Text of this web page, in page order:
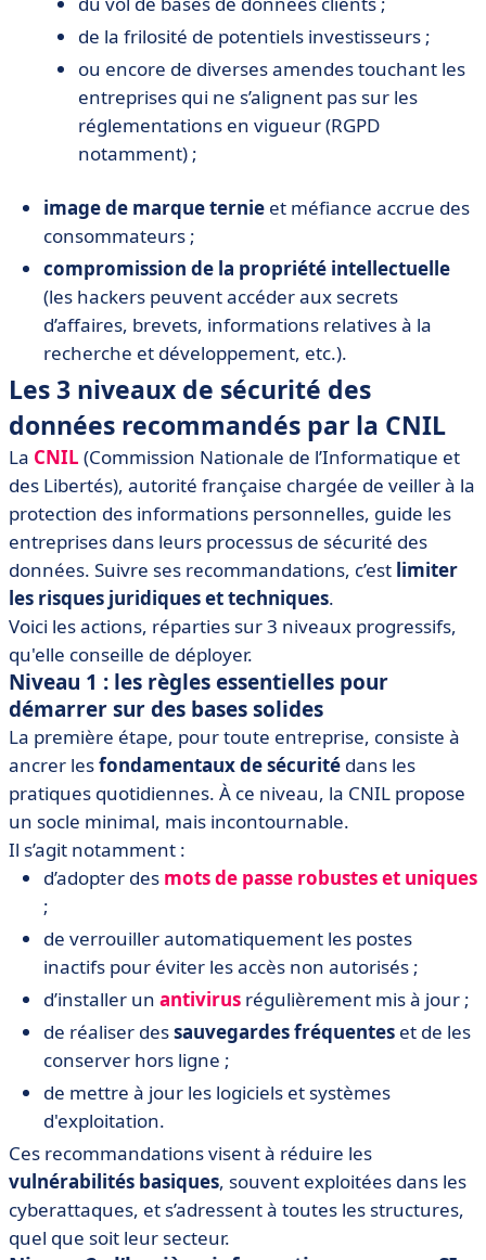
de la frilosité de potentiels investisseurs ;
ou encore de diverses amendes touchant les
entreprises qui ne s’alignent pas sur les
réglementations en vigueur (RGPD
notamment) ;
image de marque ternie et méfiance accrue des
consommateurs ;
compromission de la propriété intellectuelle
(les hackers peuvent accéder aux secrets
d’affaires, brevets, informations relatives à la
recherche et développement, etc.).
Les 3 niveaux de sécurité des
données recommandés par la CNIL
La CNIL (Commission Nationale de l’Informatique et
des Libertés), autorité française chargée de veiller à la
protection des informations personnelles, guide les
entreprises dans leurs processus de sécurité des
données. Suivre ses recommandations, c’est limiter
les risques juridiques et techniques.
Voici les actions, réparties sur 3 niveaux progressifs,
qu'elle conseille de déployer.
Niveau 1 : les règles essentielles pour
démarrer sur des bases solides
La première étape, pour toute entreprise, consiste à
ancrer lesfondamentaux de sécurité dans les
pratiques quotidiennes. À ce niveau, la CNIL propose
un socle minimal, mais incontournable.
Il s’agit notamment :
d’adopter des mots de passe robustes et uniques
;
de verrouiller automatiquement les postes
inactifs pour éviter les accès non autorisés ;
d’installer un antivirus régulièrement mis à jour ;
de réaliser dessauvegardes fréquentes et de les
conserver hors ligne ;
de mettre à jour les logiciels et systèmes
d'exploitation.
Ces recommandations visent à réduire les
vulnérabilités basiques, souvent exploitées dans les
cyberattaques, et s’adressent à toutes les structures,
quel que soit leur secteur.